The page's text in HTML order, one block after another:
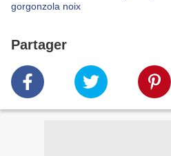
gorgonzola noix
Partager